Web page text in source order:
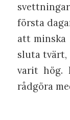
första
att
sluta
varit hög.
rådgöra